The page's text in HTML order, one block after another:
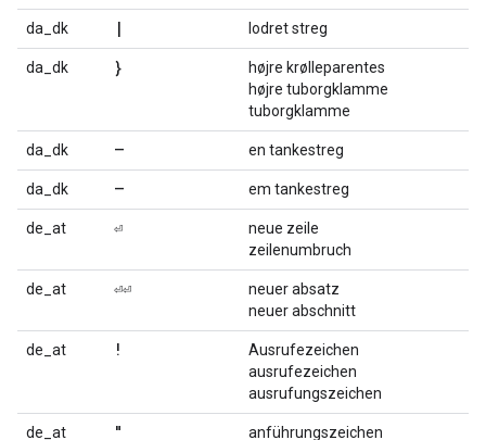
da_dk | lodret streg
da_dk }
højre krølleparentes
højre tuborgklamme
tuborgklamme
da_dk – en tankestreg
da_dk — em tankestreg
de_at ⏎
neue zeile
zeilenumbruch
de_at ⏎⏎
neuer absatz
neuer abschnitt
de_at !
Ausrufezeichen
ausrufezeichen
ausrufungszeichen
de_at "
anführungszeichen